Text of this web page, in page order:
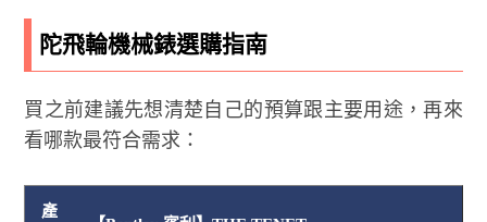
陀飛輪機械錶選購指南
買之前建議先想清楚自己的預算跟主要用途，再來
看哪款最符合需求：
產